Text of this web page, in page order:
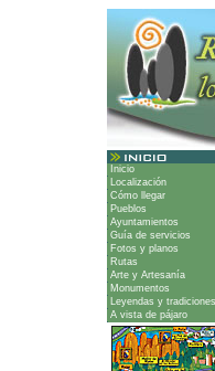
Inicio
Localización
Cómo llegar
Pueblos
Ayuntamientos
Guía de servicios
Fotos y planos
Rutas
Arte y Artesanía
Monumentos
Leyendas y tradiciones
A vista de pájaro